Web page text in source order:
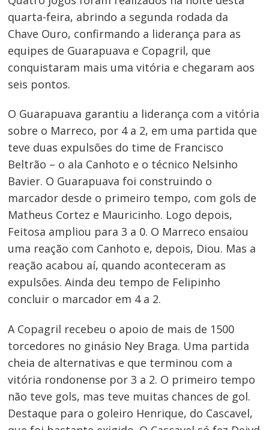
quarta-feira, abrindo a segunda rodada da
Chave Ouro, confirmando a liderança para as
equipes de Guarapuava e Copagril, que
conquistaram mais uma vitória e chegaram aos
seis pontos.
O Guarapuava garantiu a liderança com a vitória
sobre o Marreco, por 4 a 2, em uma partida que
teve duas expulsões do time de Francisco
Beltrão – o ala Canhoto e o técnico Nelsinho
Bavier. O Guarapuava foi construindo o
marcador desde o primeiro tempo, com gols de
Matheus Cortez e Mauricinho. Logo depois,
Feitosa ampliou para 3 a 0. O Marreco ensaiou
uma reação com Canhoto e, depois, Diou. Mas a
reação acabou aí, quando aconteceram as
expulsões. Ainda deu tempo de Felipinho
concluir o marcador em 4 a 2.
A Copagril recebeu o apoio de mais de 1500
torcedores no ginásio Ney Braga. Uma partida
cheia de alternativas e que terminou com a
vitória rondonense por 3 a 2. O primeiro tempo
não teve gols, mas teve muitas chances de gol.
Destaque para o goleiro Henrique, do Cascavel,